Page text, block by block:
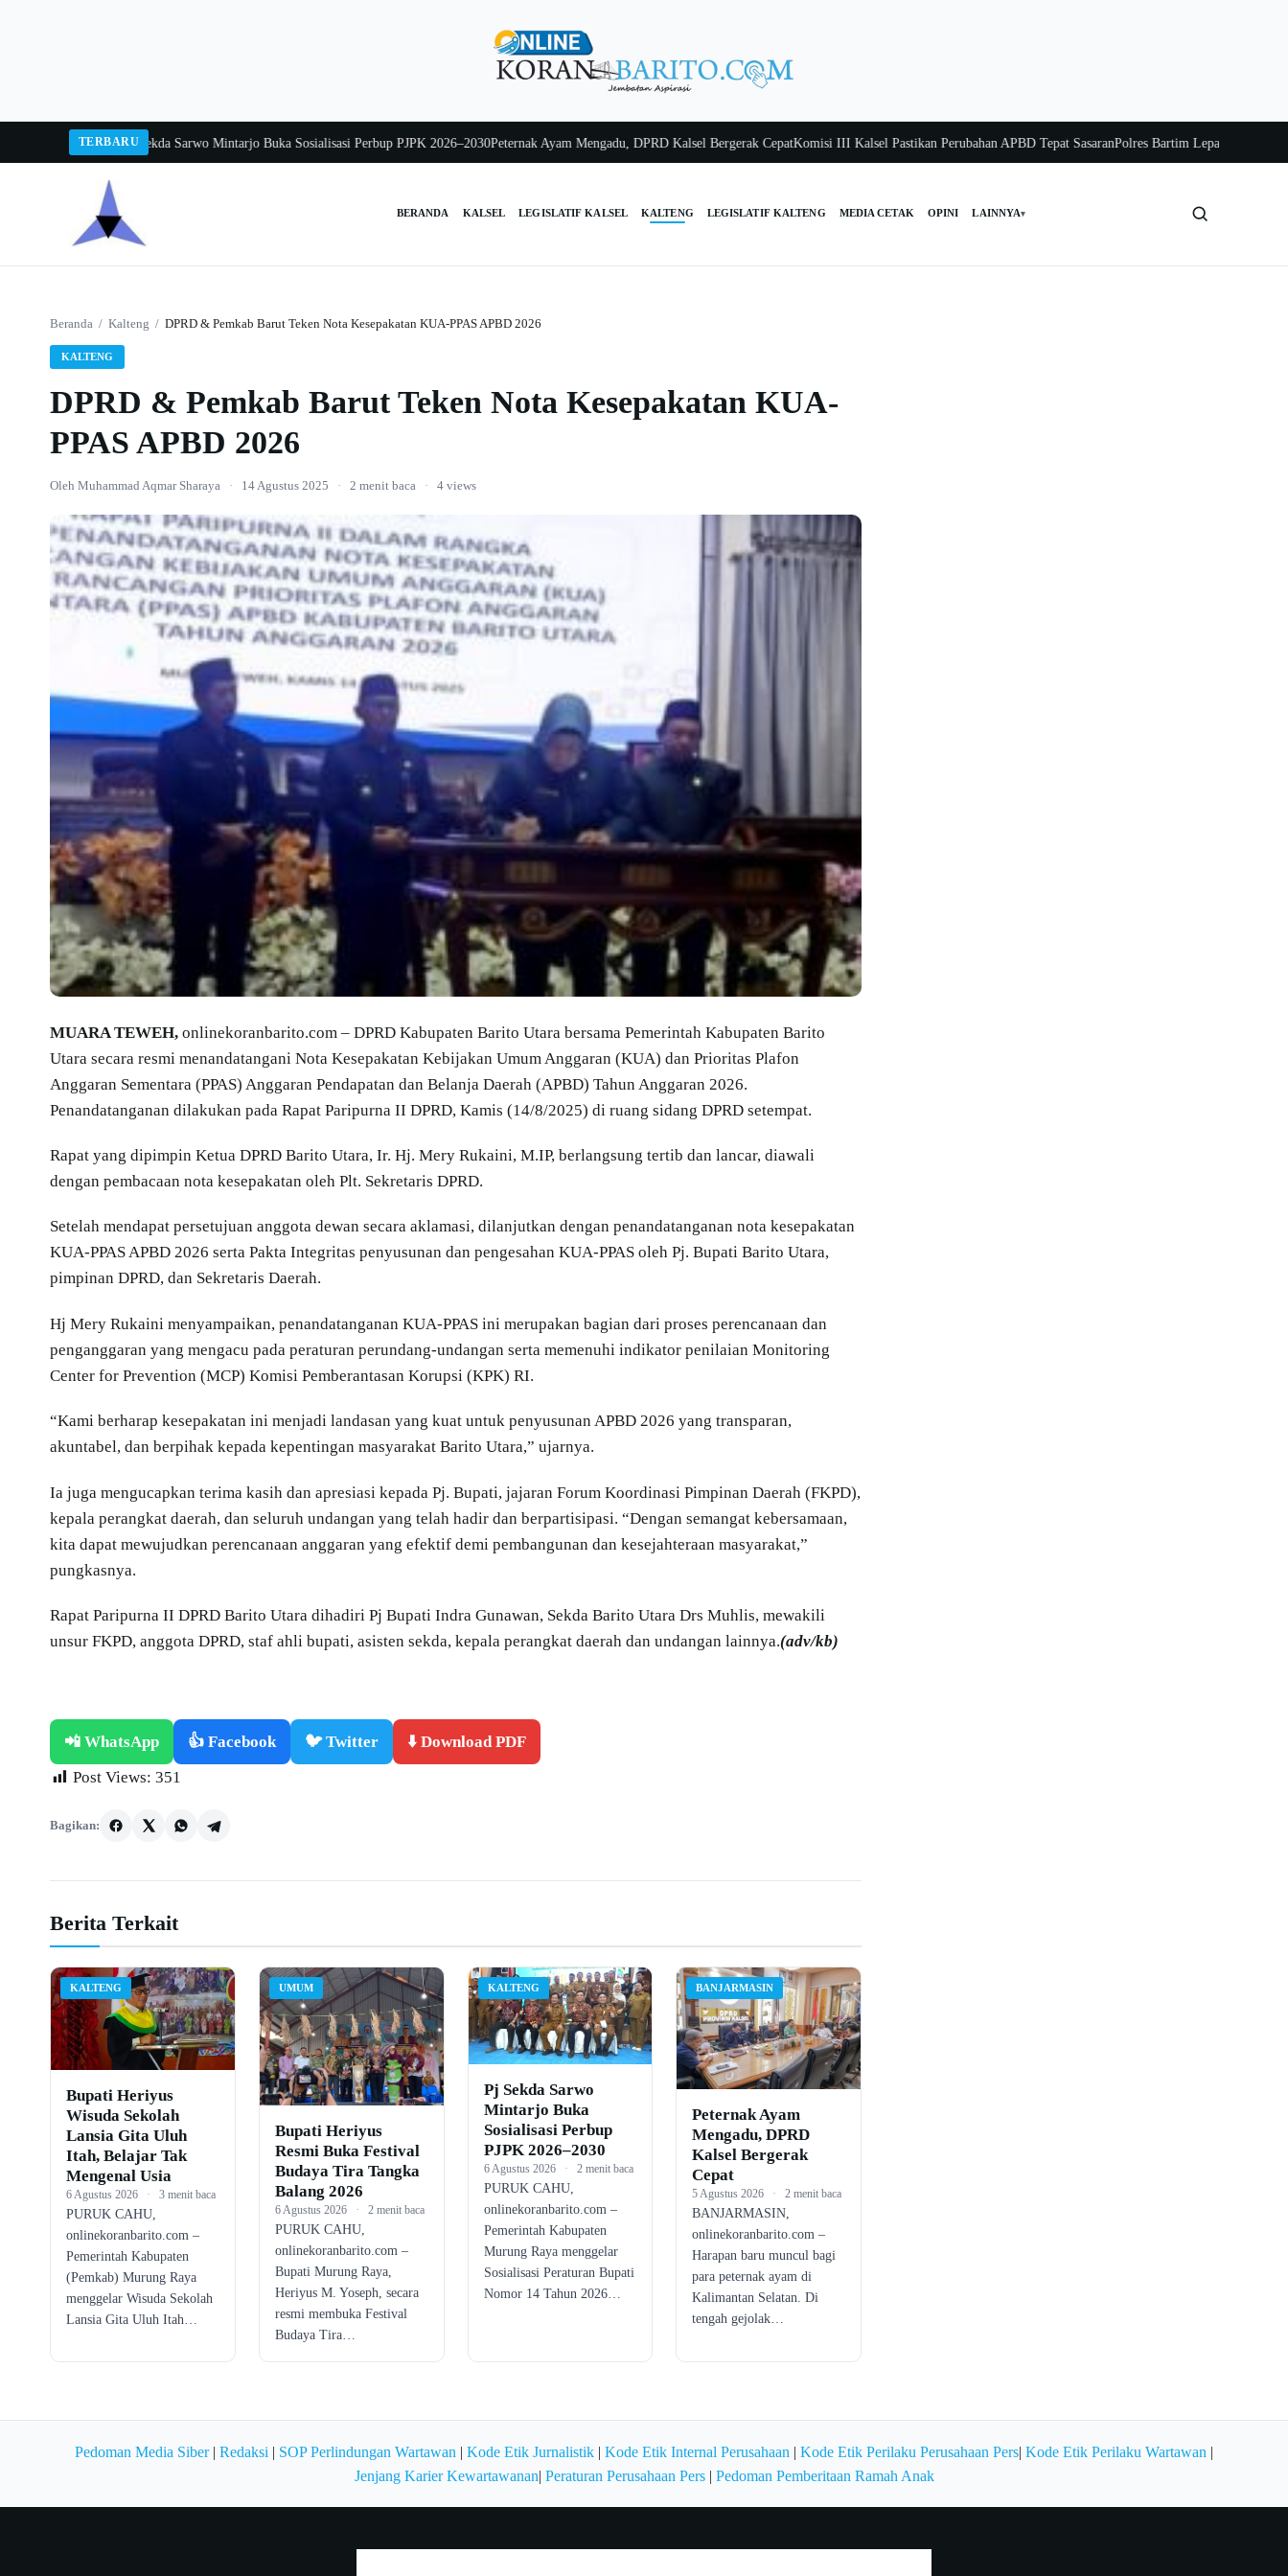
TERBARU
Balang 2026Pj Sekda Sarwo Mintarjo Buka Sosialisasi Perbup PJPK 2026–2030Peternak Ayam Mengadu, DPRD Kalsel Bergerak CepatKomisi III Kalsel Pastikan Perubahan APBD Tepat SasaranPolres Bartim Lepas Bakti Sosial
BERANDA KALSEL LEGISLATIF KALSEL KALTENG LEGISLATIF KALTENG MEDIA CETAK OPINI LAINNYA▾
Beranda / Kalteng / DPRD & Pemkab Barut Teken Nota Kesepakatan KUA-PPAS APBD 2026
KALTENG
DPRD & Pemkab Barut Teken Nota Kesepakatan KUA-
PPAS APBD 2026
Oleh Muhammad Aqmar Sharaya · 14 Agustus 2025 · 2 menit baca · 4 views
MUARA TEWEH, onlinekoranbarito.com – DPRD Kabupaten Barito Utara bersama Pemerintah Kabupaten Barito
Utara secara resmi menandatangani Nota Kesepakatan Kebijakan Umum Anggaran (KUA) dan Prioritas Plafon
Anggaran Sementara (PPAS) Anggaran Pendapatan dan Belanja Daerah (APBD) Tahun Anggaran 2026.
Penandatanganan dilakukan pada Rapat Paripurna II DPRD, Kamis (14/8/2025) di ruang sidang DPRD setempat.
Rapat yang dipimpin Ketua DPRD Barito Utara, Ir. Hj. Mery Rukaini, M.IP, berlangsung tertib dan lancar, diawali
dengan pembacaan nota kesepakatan oleh Plt. Sekretaris DPRD.
Setelah mendapat persetujuan anggota dewan secara aklamasi, dilanjutkan dengan penandatanganan nota kesepakatan
KUA-PPAS APBD 2026 serta Pakta Integritas penyusunan dan pengesahan KUA-PPAS oleh Pj. Bupati Barito Utara,
pimpinan DPRD, dan Sekretaris Daerah.
Hj Mery Rukaini menyampaikan, penandatanganan KUA-PPAS ini merupakan bagian dari proses perencanaan dan
penganggaran yang mengacu pada peraturan perundang-undangan serta memenuhi indikator penilaian Monitoring
Center for Prevention (MCP) Komisi Pemberantasan Korupsi (KPK) RI.
“Kami berharap kesepakatan ini menjadi landasan yang kuat untuk penyusunan APBD 2026 yang transparan,
akuntabel, dan berpihak kepada kepentingan masyarakat Barito Utara,” ujarnya.
Ia juga mengucapkan terima kasih dan apresiasi kepada Pj. Bupati, jajaran Forum Koordinasi Pimpinan Daerah (FKPD),
kepala perangkat daerah, dan seluruh undangan yang telah hadir dan berpartisipasi. “Dengan semangat kebersamaan,
kita dapat mewujudkan perencanaan anggaran yang efektif demi pembangunan dan kesejahteraan masyarakat,”
pungkasnya.
Rapat Paripurna II DPRD Barito Utara dihadiri Pj Bupati Indra Gunawan, Sekda Barito Utara Drs Muhlis, mewakili
unsur FKPD, anggota DPRD, staf ahli bupati, asisten sekda, kepala perangkat daerah dan undangan lainnya.(adv/kb)
📲 WhatsApp 👍 Facebook 🐦 Twitter
⬇️ Download PDF
Post Views: 351
Bagikan:
Berita Terkait
KALTENG
Bupati Heriyus
Wisuda Sekolah
Lansia Gita Uluh
Itah, Belajar Tak
Mengenal Usia
6 Agustus 2026 · 3 menit baca
PURUK CAHU,
onlinekoranbarito.com –
Pemerintah Kabupaten
(Pemkab) Murung Raya
menggelar Wisuda Sekolah
Lansia Gita Uluh Itah…
UMUM
Bupati Heriyus
Resmi Buka Festival
Budaya Tira Tangka
Balang 2026
6 Agustus 2026 · 2 menit baca
PURUK CAHU,
onlinekoranbarito.com –
Bupati Murung Raya,
Heriyus M. Yoseph, secara
resmi membuka Festival
Budaya Tira…
KALTENG
Pj Sekda Sarwo
Mintarjo Buka
Sosialisasi Perbup
PJPK 2026–2030
6 Agustus 2026 · 2 menit baca
PURUK CAHU,
onlinekoranbarito.com –
Pemerintah Kabupaten
Murung Raya menggelar
Sosialisasi Peraturan Bupati
Nomor 14 Tahun 2026…
BANJARMASIN
Peternak Ayam
Mengadu, DPRD
Kalsel Bergerak
Cepat
5 Agustus 2026 · 2 menit baca
BANJARMASIN,
onlinekoranbarito.com –
Harapan baru muncul bagi
para peternak ayam di
Kalimantan Selatan. Di
tengah gejolak…
Pedoman Media Siber| Redaksi | SOP Perlindungan Wartawan | Kode Etik Jurnalistik | Kode Etik Internal Perusahaan | Kode Etik Perilaku Perusahaan Pers| Kode Etik Perilaku Wartawan |
Jenjang Karier Kewartawanan| Peraturan Perusahaan Pers| Pedoman Pemberitaan Ramah Anak